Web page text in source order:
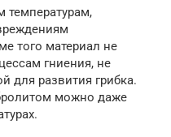
температурам,
того материал не
гниения, не
для развития грибка.
можно даже